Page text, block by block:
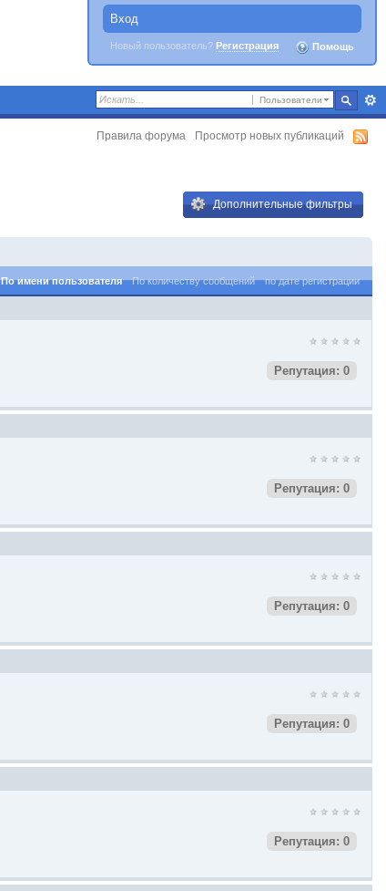
Вход
Новый пользователь? Регистрация Помощь
Пользователи
Правила форума Просмотр новых публикаций
Дополнительные фильтры
По имени пользователя По количеству сообщений по дате регистрации
Репутация: 0
Репутация: 0
Репутация: 0
Репутация: 0
Репутация: 0